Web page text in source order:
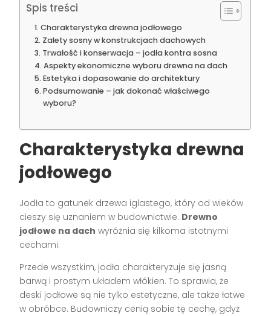
Spis treści
Charakterystyka drewna jodłowego
Zalety sosny w konstrukcjach dachowych
Trwałość i konserwacja – jodła kontra sosna
Aspekty ekonomiczne wyboru drewna na dach
Estetyka i dopasowanie do architektury
Podsumowanie – jak dokonać właściwego
wyboru?
Charakterystyka drewna
jodłowego
Jodła to gatunek drzewa iglastego, który od wieków
cieszy się uznaniem w budownictwie. Drewno
jodłowe na dach wyróżnia się kilkoma istotnymi
cechami:
Przede wszystkim, jodła charakteryzuje się jasną
barwą i prostym układem włókien. To sprawia, że
deski jodłowe są nie tylko estetyczne, ale także łatwe
w obróbce. Budowniczy cenią sobie tę cechę, gdyż